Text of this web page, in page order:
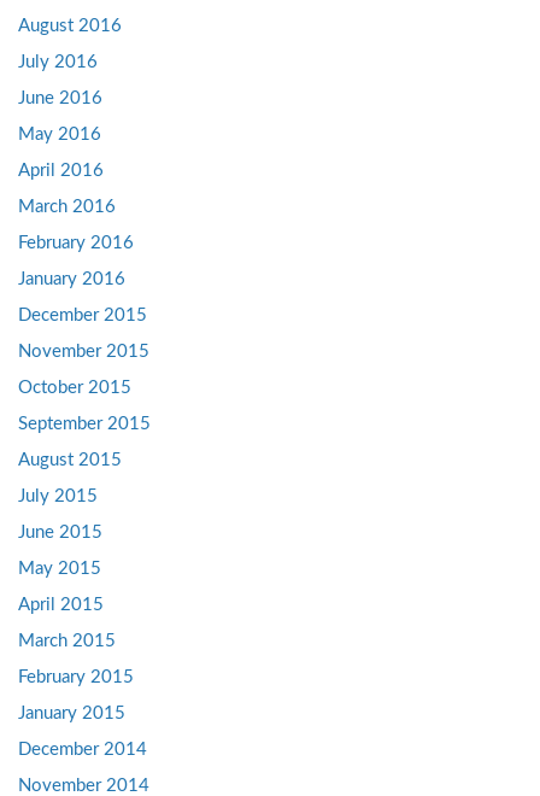
August 2016
July 2016
June 2016
May 2016
April 2016
March 2016
February 2016
January 2016
December 2015
November 2015
October 2015
September 2015
August 2015
July 2015
June 2015
May 2015
April 2015
March 2015
February 2015
January 2015
December 2014
November 2014